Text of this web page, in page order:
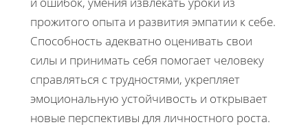
прожитого опыта и развития эмпатии к себе.
Способность адекватно оценивать свои
силы и принимать себя помогает человеку
справляться с трудностями, укрепляет
эмоциональную устойчивость и открывает
новые перспективы для личностного роста.